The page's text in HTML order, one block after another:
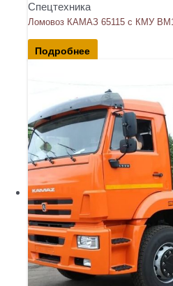
Спецтехника
Ломовоз КАМАЗ 65115 с КМУ
Подробнее